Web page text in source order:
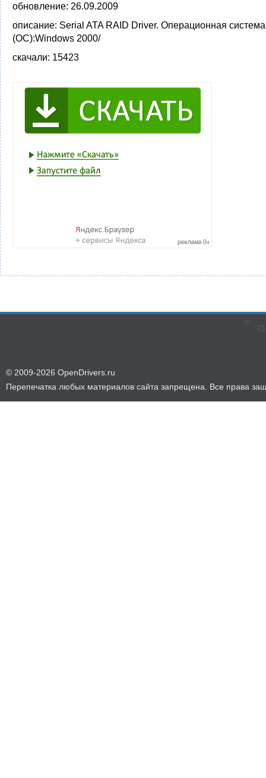
обновление: 26.09.2009
описание: Serial ATA RAID Driver. Операционная система
(ОС):Windows 2000/
скачали: 15423
© 2009-2026 OpenDrivers.ru
Перепечатка любых материалов сайта запрещена. Все права